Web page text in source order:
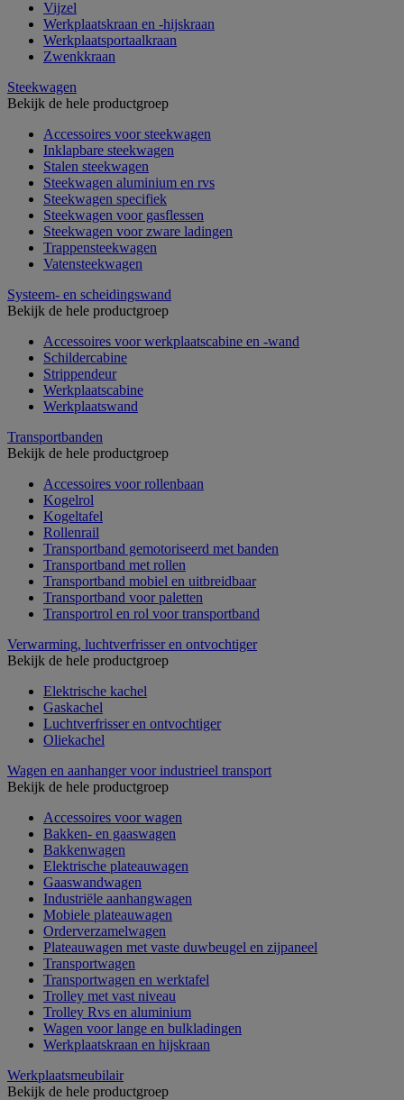
Vijzel
Werkplaatskraan en -hijskraan
Werkplaatsportaalkraan
Zwenkkraan
Steekwagen
Bekijk de hele productgroep
Accessoires voor steekwagen
Inklapbare steekwagen
Stalen steekwagen
Steekwagen aluminium en rvs
Steekwagen specifiek
Steekwagen voor gasflessen
Steekwagen voor zware ladingen
Trappensteekwagen
Vatensteekwagen
Systeem- en scheidingswand
Bekijk de hele productgroep
Accessoires voor werkplaatscabine en -wand
Schildercabine
Strippendeur
Werkplaatscabine
Werkplaatswand
Transportbanden
Bekijk de hele productgroep
Accessoires voor rollenbaan
Kogelrol
Kogeltafel
Rollenrail
Transportband gemotoriseerd met banden
Transportband met rollen
Transportband mobiel en uitbreidbaar
Transportband voor paletten
Transportrol en rol voor transportband
Verwarming, luchtverfrisser en ontvochtiger
Bekijk de hele productgroep
Elektrische kachel
Gaskachel
Luchtverfrisser en ontvochtiger
Oliekachel
Wagen en aanhanger voor industrieel transport
Bekijk de hele productgroep
Accessoires voor wagen
Bakken- en gaaswagen
Bakkenwagen
Elektrische plateauwagen
Gaaswandwagen
Industriële aanhangwagen
Mobiele plateauwagen
Orderverzamelwagen
Plateauwagen met vaste duwbeugel en zijpaneel
Transportwagen
Transportwagen en werktafel
Trolley met vast niveau
Trolley Rvs en aluminium
Wagen voor lange en bulkladingen
Werkplaatskraan en hijskraan
Werkplaatsmeubilair
Bekijk de hele productgroep